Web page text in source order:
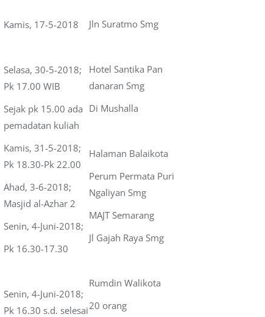
Kamis, 17-5-2018
Selasa, 30-5-2018;
Pk 17.00 WIB
Sejak pk 15.00 ada
pemadatan kuliah
Kamis, 31-5-2018;
Pk 18.30-Pk 22.00
Ahad, 3-6-2018;
Masjid al-Azhar 2
Senin, 4-Juni-2018;
Pk 16.30-17.30
Senin, 4-Juni-2018;
Pk 16.30 s.d. selesai
Jln Suratmo Smg
Hotel Santika Pan
danaran Smg
Di Mushalla
Halaman Balaikota
Perum Permata Puri
Ngaliyan Smg
MAJT Semarang
Jl Gajah Raya Smg
Rumdin Walikota
20 orang